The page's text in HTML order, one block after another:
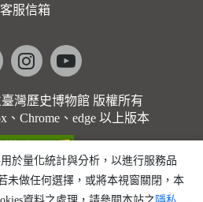
客服信箱
Facebookinstagramyoutube
臺灣歷史博物館 版權所有
、Chrome、edge 以上版本
於量化統計與分析，以進行服務品
未做任何選擇，或將本視窗關閉，本
資料之處理，請參閱本站之 隱私